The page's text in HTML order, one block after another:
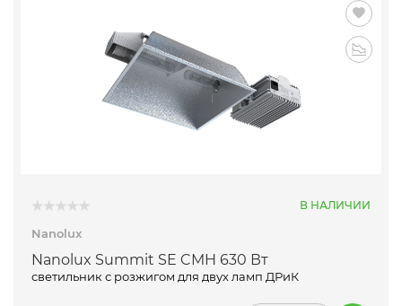
В НАЛИЧИИ
Nanolux
Nanolux Summit SE CMH 630 Вт
светильник с розжигом для двух ламп ДРиК